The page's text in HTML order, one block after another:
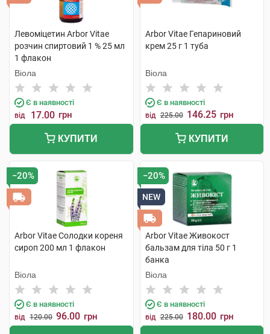
Левоміцетин Arbor Vitae
розчин спиртовий 1 % 25 мл
1 флакон
Віола
Є в наявності
від 17.00 грн
КУПИТИ
Arbor Vitae Гепариновий
крем 25 г 1 туба
Віола
Є в наявності
від 225.00 146.25 грн
КУПИТИ
−20%
Arbor Vitae Солодки кореня
сироп 200 мл 1 флакон
Віола
Є в наявності
від 120.00 96.00 грн
−20%
NEW
Arbor Vitae Живокост
бальзам для тіла 50 г 1
банка
Віола
Є в наявності
від 225.00 180.00 грн